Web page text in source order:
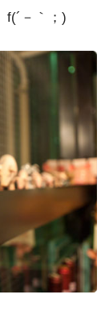
f(´－｀；)